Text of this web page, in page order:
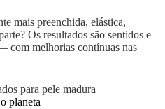
mais preenchida, elástica,
Os resultados são sentidos e
com melhorias contínuas nas
planeta